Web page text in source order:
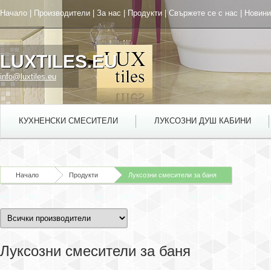
Начало Производители За нас Продукти |Свържете се с нас Новини
LUXTILES.EU
info@luxtiles.eu
КУХНЕНСКИ СМЕСИТЕЛИ ЛУКСОЗНИ ДУШ КАБИНИ
Начало Продукти Луксозни смесители за баня
Луксозни смесители за баня